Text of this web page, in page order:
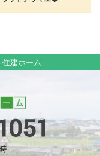
建ホーム